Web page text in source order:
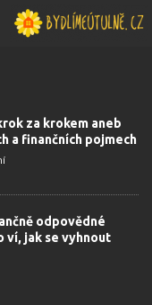
za krokem aneb
a finančních pojmech
odpovědné
ví, jak se vyhnout